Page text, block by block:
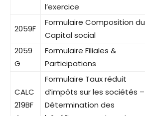
l’exercice
2059F
Formulaire Composition du
Capital social
2059
G
Formulaire Filiales &
Participations
CALC
219BF
Formulaire Taux réduit
d’impôts sur les sociétés –
Détermination des